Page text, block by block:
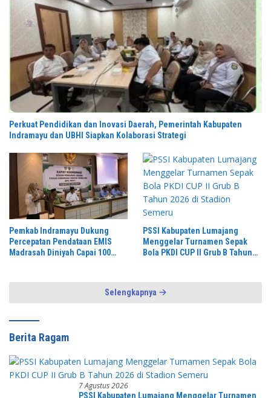
Perkuat Pendidikan dan Inovasi Daerah, Pemerintah Kabupaten
Indramayu dan UBHI Siapkan Kolaborasi Strategi
Pemkab Indramayu Dukung
Percepatan Pendataan EMIS
Madrasah Diniyah Capai 100
PSSI Kabupaten Lumajang
Menggelar Turnamen Sepak
Bola PKDI CUP II Grub B Tahun
Selengkapnya
Berita Ragam
7 Agustus 2026
PSSI Kabupaten Lumajang Menggelar Turnamen